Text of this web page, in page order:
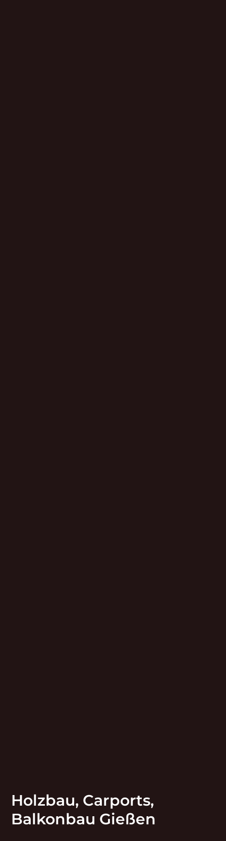
Holzbau, Carports,
Balkonbau Gießen